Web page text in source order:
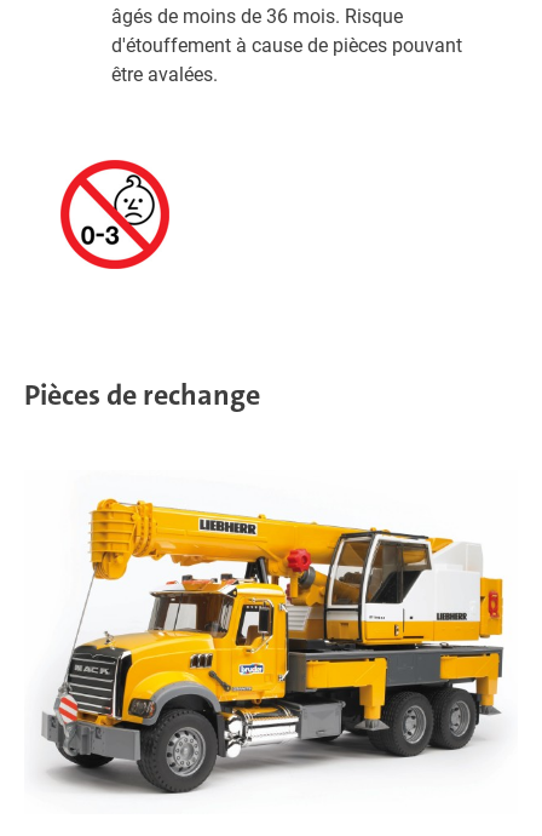
âgés de moins de 36 mois. Risque
d'étouffement à cause de pièces pouvant
être avalées.
Pièces de rechange